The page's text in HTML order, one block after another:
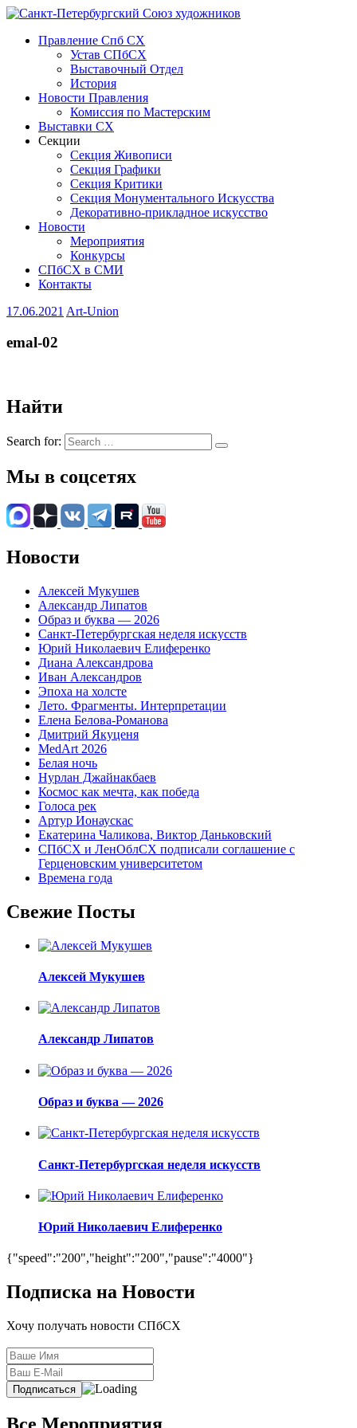
Правление Спб СХ
Устав СПбСХ
Выставочный Отдел
История
Новости Правления
Комиссия по Мастерским
Выставки СХ
Секции
Секция Живописи
Секция Графики
Секция Критики
Секция Монументального Искусства
Декоративно-прикладное искусство
Новости
Мероприятия
Конкурсы
СПбСХ в СМИ
Контакты
17.06.2021 Art-Union
emal-02
Найти
Search for:
Мы в соцсетях
Новости
Алексей Мукушев
Александр Липатов
Образ и буква — 2026
Санкт-Петербургская неделя искусств
Юрий Николаевич Елиференко
Диана Александрова
Иван Александров
Эпоха на холсте
Лето. Фрагменты. Интерпретации
Елена Белова-Романова
Дмитрий Якуценя
MedArt 2026
Белая ночь
Нурлан Джайнакбаев
Космос как мечта, как победа
Голоса рек
Артур Ионаускас
Екатерина Чаликова, Виктор Даньковский
СПбСХ и ЛенОблСХ подписали соглашение с
Герценовским университетом
Времена года
Свежие Посты
Алексей Мукушев
Александр Липатов
Образ и буква — 2026
Санкт-Петербургская неделя искусств
Юрий Николаевич Елиференко
{"speed":"200","height":"200","pause":"4000"}
Подписка на Новости
Хочу получать новости СПбСХ